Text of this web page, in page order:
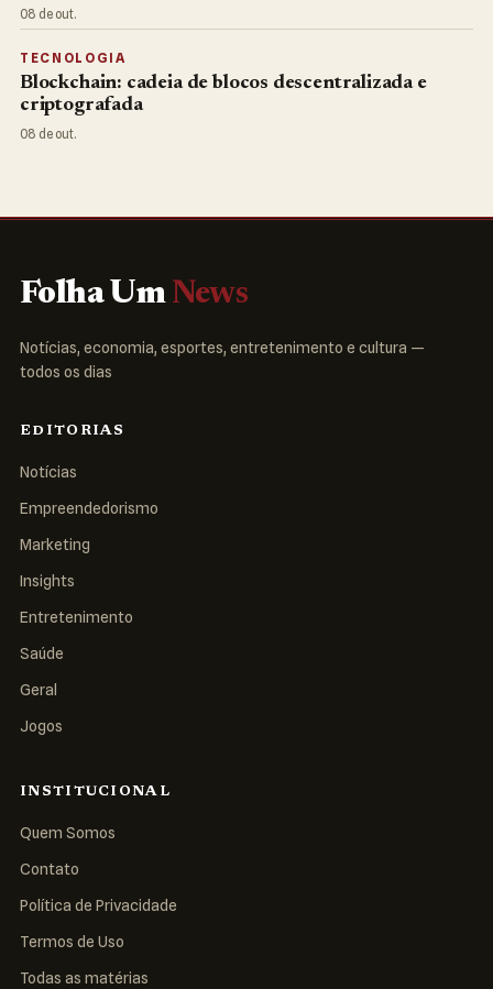
08 de out.
TECNOLOGIA
Blockchain: cadeia de blocos descentralizada e
criptografada
08 de out.
Folha Um News
Notícias, economia, esportes, entretenimento e cultura —
todos os dias
EDITORIAS
Notícias
Empreendedorismo
Marketing
Insights
Entretenimento
Saúde
Geral
Jogos
INSTITUCIONAL
Quem Somos
Contato
Política de Privacidade
Termos de Uso
Todas as matérias